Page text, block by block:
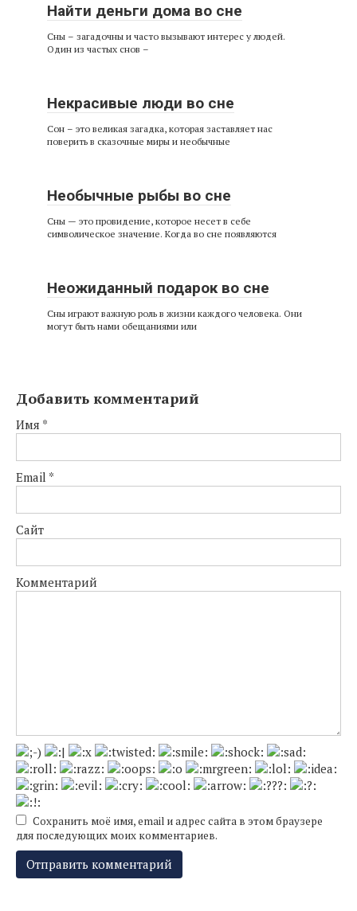
Найти деньги дома во сне
Сны – загадочны и часто вызывают интерес у людей.
Один из частых снов –
Некрасивые люди во сне
Сон – это великая загадка, которая заставляет нас
поверить в сказочные миры и необычные
Необычные рыбы во сне
Сны — это провидение, которое несет в себе
символическое значение. Когда во сне появляются
Неожиданный подарок во сне
Сны играют важную роль в жизни каждого человека. Они
могут быть нами обещаниями или
Добавить комментарий
Имя *
Email *
Сайт
Комментарий
Сохранить моё имя, email и адрес сайта в этом браузере
для последующих моих комментариев.